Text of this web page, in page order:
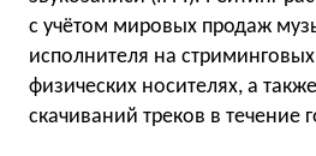
с учётом мировых продаж
исполнителя на
физических носителях, а
скачиваний треков в течение